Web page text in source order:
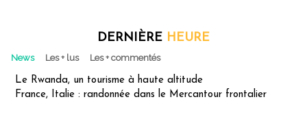
DERNIÈRE HEURE
News Les + lus Les + commentés
Le Rwanda, un tourisme à haute altitude
France, Italie : randonnée dans le Mercantour frontalier